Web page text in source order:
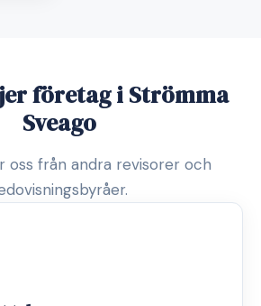
företag i Strömma
Sveago
oss från andra revisorer och